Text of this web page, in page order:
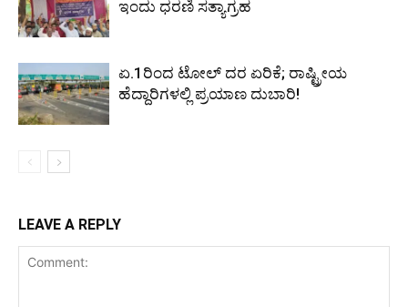
ಇಂದು ಧರಣಿ ಸತ್ಯಾಗ್ರಹ
ಏ.1ರಿಂದ ಟೋಲ್ ದರ ಏರಿಕೆ; ರಾಷ್ಟ್ರೀಯ
ಹೆದ್ದಾರಿಗಳಲ್ಲಿ ಪ್ರಯಾಣ ದುಬಾರಿ!
LEAVE A REPLY